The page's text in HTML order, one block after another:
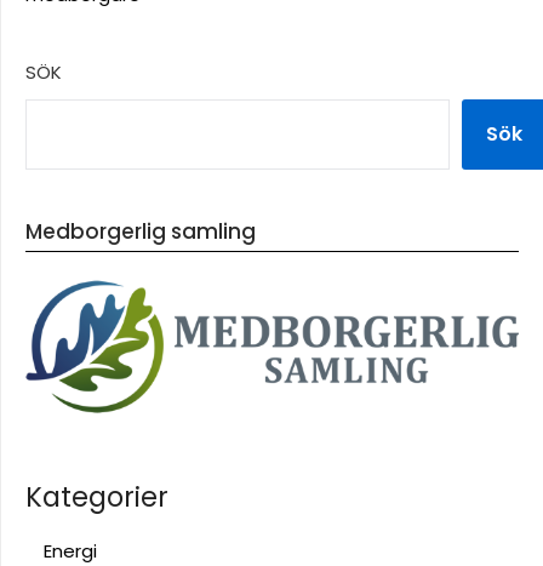
SÖK
Sök
Medborgerlig samling
Kategorier
Energi